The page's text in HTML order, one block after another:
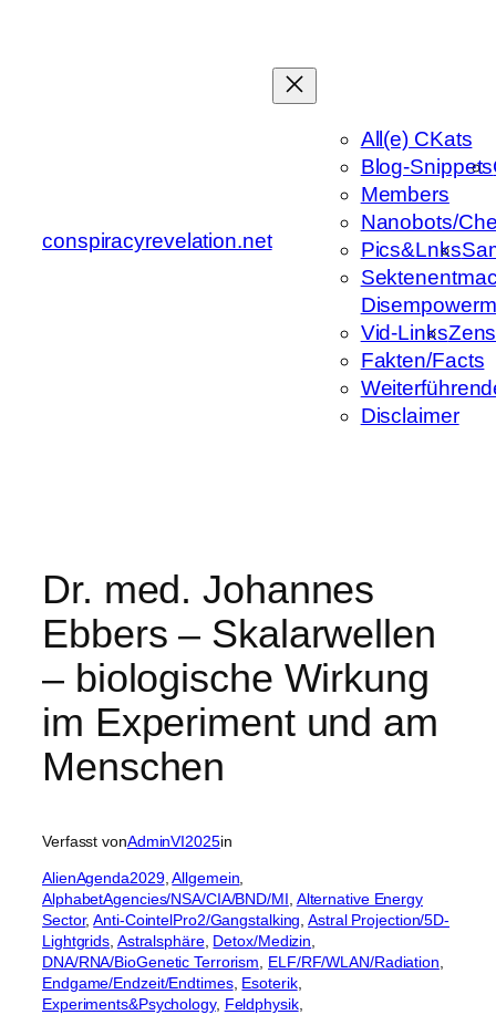
conspiracyrevelation.net
All(e) CKats
Blog-Snippets
Members
Nanobots/
Pics&Lnks
Vid-Links
Fakten/Facts
Disclaimer
Dr. med. Johannes
Ebbers – Skalarwellen
– biologische Wirkung
im Experiment und am
Menschen
Verfasst vonAdminVI2025in
AlienAgenda2029, Allgemein
AlphabetAgencies/NSA/CIA/BND/MI Alternative Energy
Sector, Anti-CointelPro2/Gangstalking , Astral Projection/5D-
Lightgrids Astralsphäre, Detox/Medizin
DNA/RNA/BioGenetic Terrorism
ELF/RF/WLAN/Radiation
Endgame/Endzeit/Endtimes, Esoterik
Experiments&Psychology, Feldphysik